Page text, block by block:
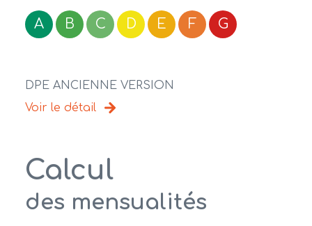
A B C D E F G
DPE ANCIENNE VERSION
Voir le détail
Calcul
des mensualités